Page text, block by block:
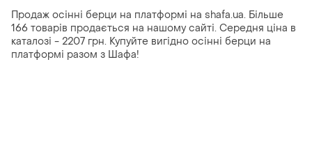
Продаж осінні берци на платформі на shafa.ua. Більше
166 товарів продається на нашому сайті. Середня ціна в
каталозі - 2207 грн. Купуйте вигідно осінні берци на
платформі разом з Шафа!